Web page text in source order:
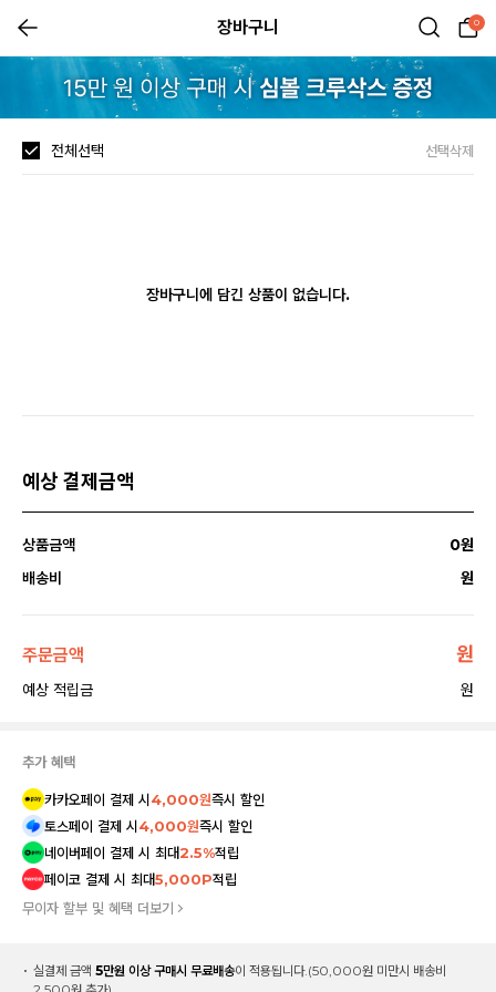
장바구니 0
전체선택 선택삭제
장바구니에 담긴 상품이 없습니다.
예상 결제금액
상품금액 0원
배송비
원
주문금액 원
예상 적립금 원
추가 혜택
카카오페이 결제 시4,000원즉시 할인
토스페이 결제 시4,000원즉시 할인
네이버페이 결제 시 최대2.5%적립
페이코 결제 시 최대5,000P적립
무이자 할부 및 혜택 더보기
실결제 금액 5만원 이상 구매시 무료배송이 적용됩니다.(50,000원 미만시 배송비